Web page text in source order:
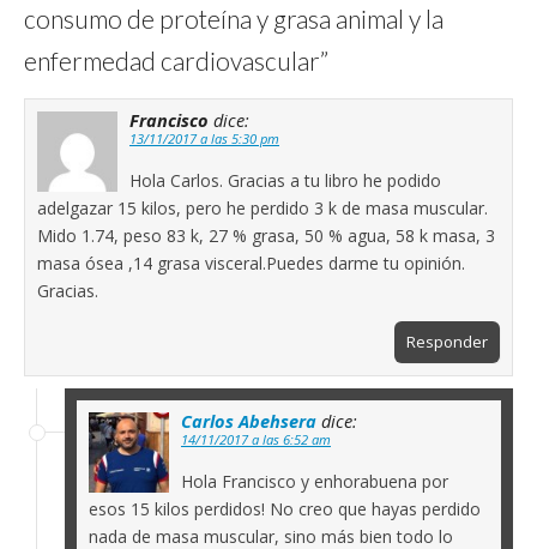
consumo de proteína y grasa animal y la
enfermedad cardiovascular”
Francisco dice:
13/11/2017 a las 5:30 pm
Hola Carlos. Gracias a tu libro he podido
adelgazar 15 kilos, pero he perdido 3 k de masa muscular.
Mido 1.74, peso 83 k, 27 % grasa, 50 % agua, 58 k masa, 3
masa ósea ,14 grasa visceral.Puedes darme tu opinión.
Gracias.
Responder
Carlos Abehsera dice:
14/11/2017 a las 6:52 am
Hola Francisco y enhorabuena por
esos 15 kilos perdidos! No creo que hayas perdido
nada de masa muscular, sino más bien todo lo